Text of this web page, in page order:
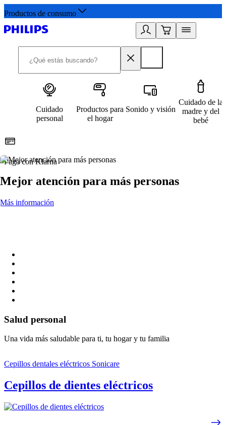
Productos de consumo
Cuidado
personal
Productos para
el hogar
Sonido y visión
Cuidado de la
madre y del
bebé
Paga con Klarna
Mejor atención para más personas
Más información
Salud personal
Una vida más saludable para ti, tu hogar y tu familia
Cepillos dentales eléctricos Sonicare
Cepillos de dientes eléctricos